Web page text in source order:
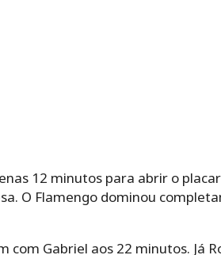
12 minutos para abrir o
O Flamengo dominou
Gabriel aos 22 minutos. Já